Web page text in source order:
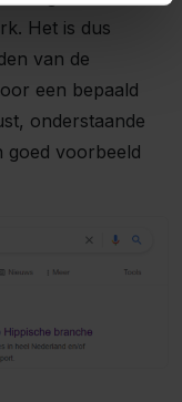
Het is dus
van de
een bepaald
onderstaande
goed voorbeeld